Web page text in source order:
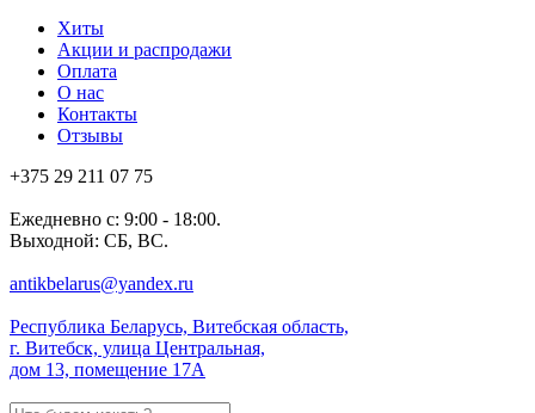
Хиты
Акции и распродажи
Оплата
О нас
Контакты
Отзывы
+375 29 211 07 75
Ежедневно с: 9:00 - 18:00.
Выходной: СБ, ВС.
antikbelarus@yandex.ru
Республика Беларусь, Витебская область,
г. Витебск, улица Центральная,
дом 13, помещение 17А